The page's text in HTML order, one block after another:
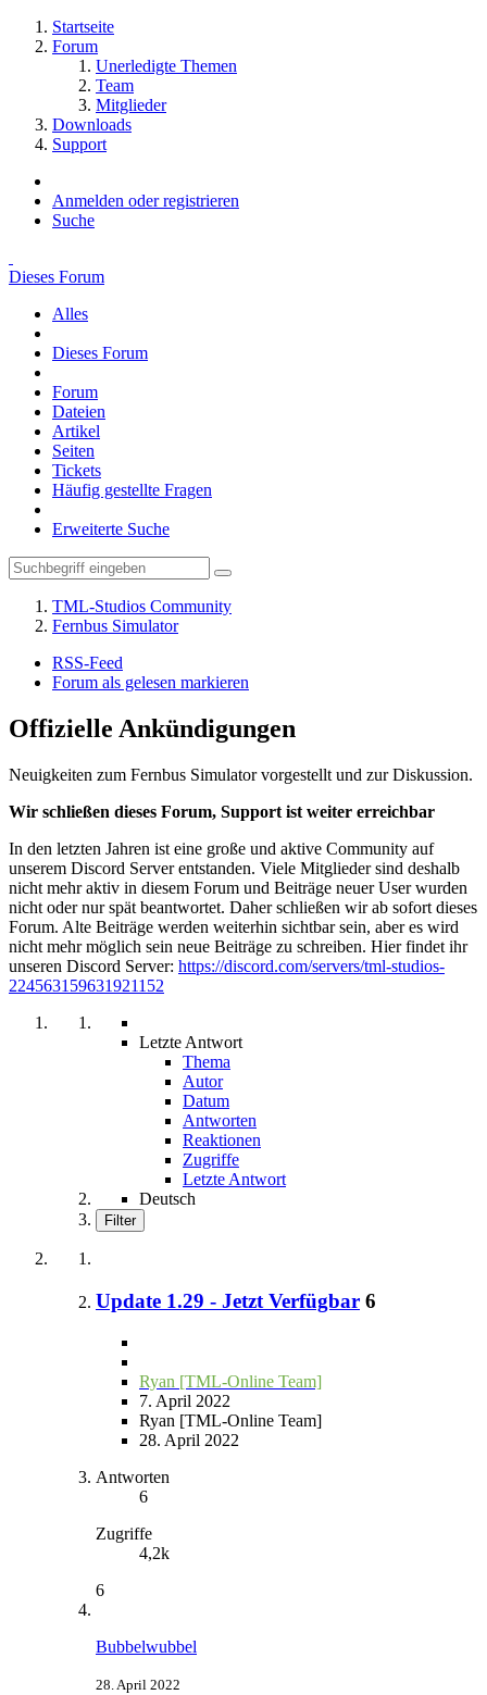
Startseite
Forum
Unerledigte Themen
Team
Mitglieder
Downloads
Support
Anmelden oder registrieren
Suche
Dieses Forum
Alles
Dieses Forum
Forum
Dateien
Artikel
Seiten
Tickets
Häufig gestellte Fragen
Erweiterte Suche
TML-Studios Community
Fernbus Simulator
RSS-Feed
Forum als gelesen markieren
Offizielle Ankündigungen
Neuigkeiten zum Fernbus Simulator vorgestellt und zur Diskussion.
Wir schließen dieses Forum, Support ist weiter erreichbar
In den letzten Jahren ist eine große und aktive Community auf
unserem Discord Server entstanden. Viele Mitglieder sind deshalb
nicht mehr aktiv in diesem Forum und Beiträge neuer User wurden
nicht oder nur spät beantwortet. Daher schließen wir ab sofort dieses
Forum. Alte Beiträge werden weiterhin sichtbar sein, aber es wird
nicht mehr möglich sein neue Beiträge zu schreiben. Hier findet ihr
unseren Discord Server: https://discord.com/servers/tml-studios-
224563159631921152
Letzte Antwort
Thema
Autor
Datum
Antworten
Reaktionen
Zugriffe
Letzte Antwort
Deutsch
Filter
Update 1.29 - Jetzt Verfügbar 6
Ryan [TML-Online Team]
7. April 2022
Ryan [TML-Online Team]
28. April 2022
Antworten
6
Zugriffe
4,2k
6
Bubbelwubbel
28. April 2022